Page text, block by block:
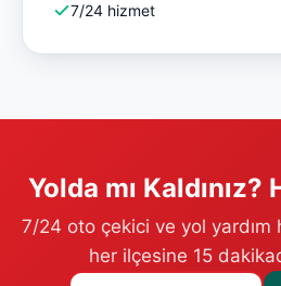
7/24 hizmet
Yolda mı Kaldınız?
7/24 oto çekici ve yol
her ilçesine 15